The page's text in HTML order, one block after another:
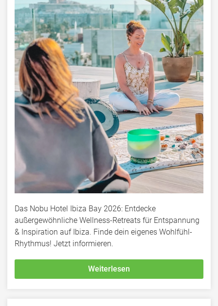
Das Nobu Hotel Ibiza Bay 2026: Entdecke
außergewöhnliche Wellness-Retreats für Entspannung
& Inspiration auf Ibiza. Finde dein eigenes Wohlfühl-
Rhythmus! Jetzt informieren.
Weiterlesen